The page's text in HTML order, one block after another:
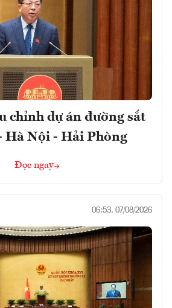
chỉnh dự án đường sắt
Hà Nội - Hải Phòng
Đọc ngay
06:53, 07/08/2026